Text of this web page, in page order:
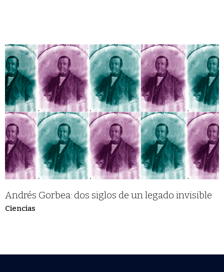
Andrés Gorbea: dos siglos de un legado invisible
Ciencias